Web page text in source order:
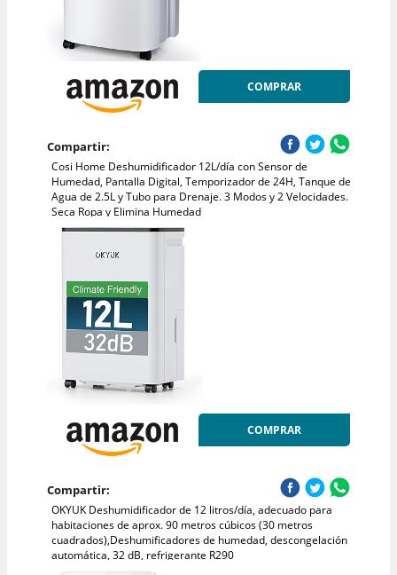
COMPRAR
Compartir:
Cosi Home Deshumidificador 12L/día con Sensor de
Humedad, Pantalla Digital, Temporizador de 24H, Tanque de
Agua de 2.5L y Tubo para Drenaje. 3 Modos y 2 Velocidades.
Seca Ropa y Elimina Humedad
COMPRAR
Compartir:
OKYUK Deshumidificador de 12 litros/día, adecuado para
habitaciones de aprox. 90 metros cúbicos (30 metros
cuadrados),Deshumificadores de humedad, descongelación
automática, 32 dB, refrigerante R290